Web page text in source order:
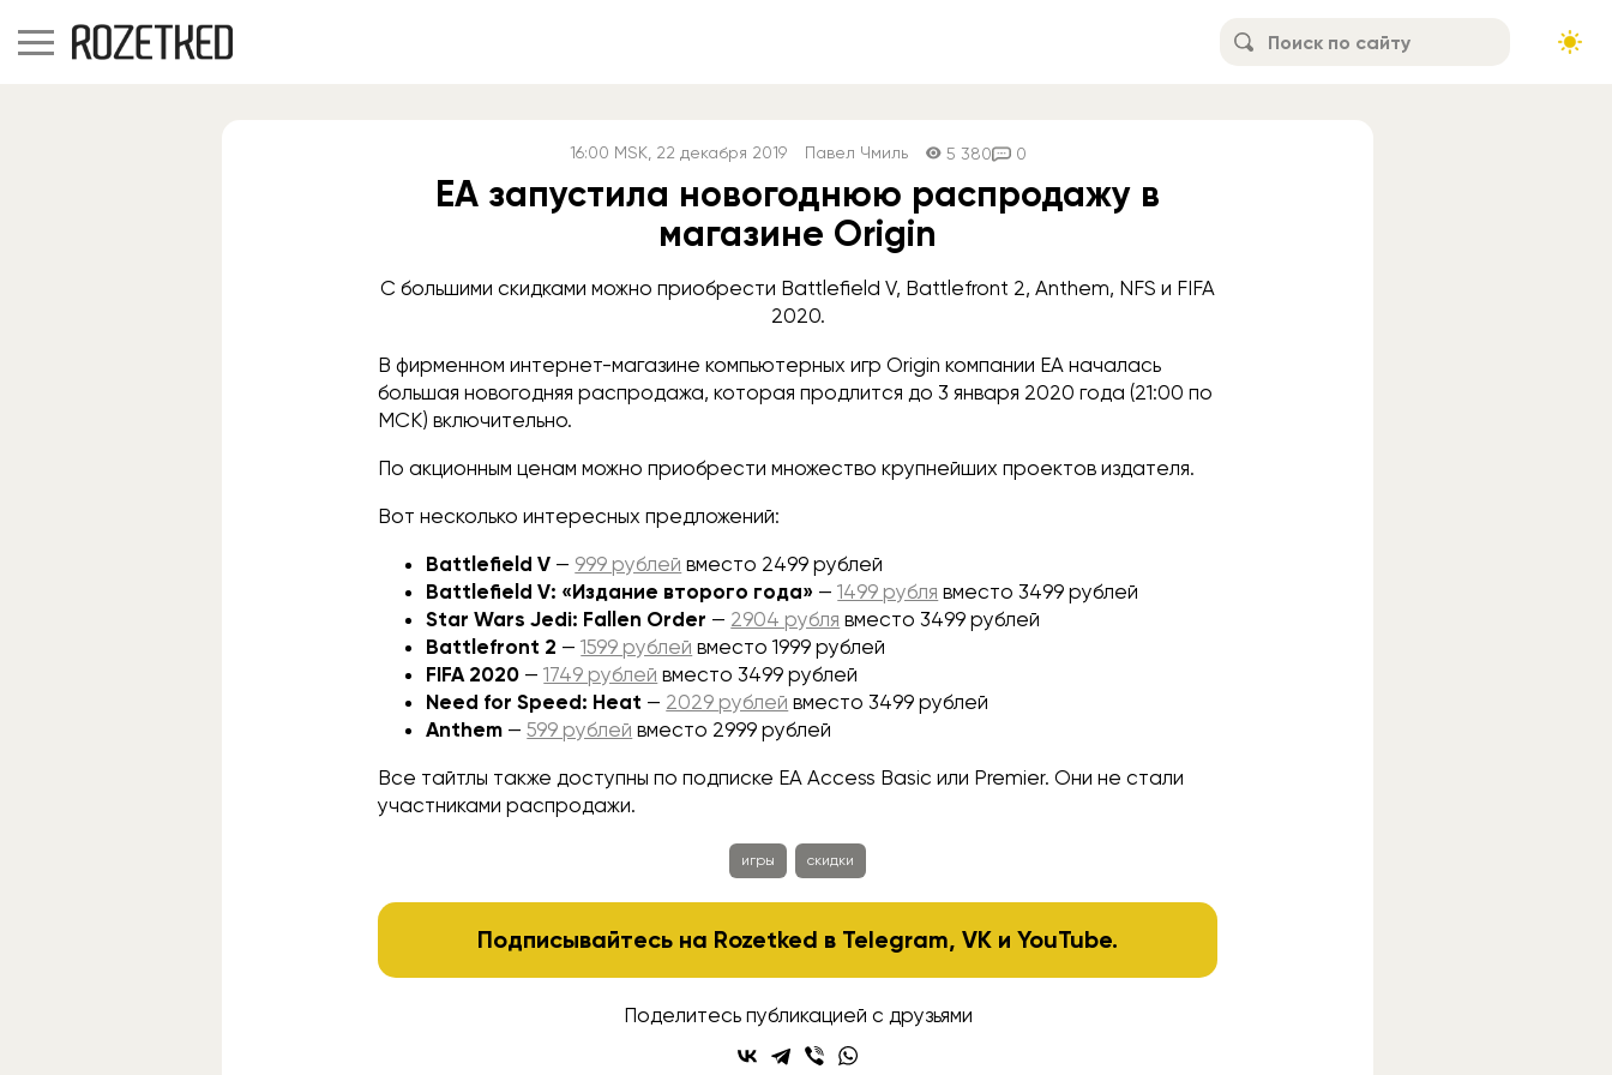
16:00 MSK, 22 декабря 2019 Павел Чмиль 5 380 0
EA запустила новогоднюю распродажу в
магазине Origin
С большими скидками можно приобрести Battlefield V, Battlefront 2, Anthem, NFS и FIFA
2020.
В фирменном интернет-магазине компьютерных игр Origin компании EA началась
большая новогодняя распродажа, которая продлится до 3 января 2020 года (21:00 по
МСК) включительно.
По акционным ценам можно приобрести множество крупнейших проектов издателя.
Вот несколько интересных предложений:
Battlefield V — 999 рублей вместо 2499 рублей
Battlefield V: «Издание второго года» —1499 рубля вместо 3499 рублей
Star Wars Jedi: Fallen Order — 2904 рубля вместо 3499 рублей
Battlefront 2 —1599 рублей вместо 1999 рублей
FIFA 2020 —1749 рублей вместо 3499 рублей
Need for Speed: Heat — 2029 рублей вместо 3499 рублей
Anthem —599 рублей вместо 2999 рублей
Все тайтлы также доступны по подписке EA Access Basic или Premier. Они не стали
участниками распродажи.
игры скидки
Подписывайтесь на Rozetked в Telegram,VK иYouTube.
Поделитесь публикацией с друзьями